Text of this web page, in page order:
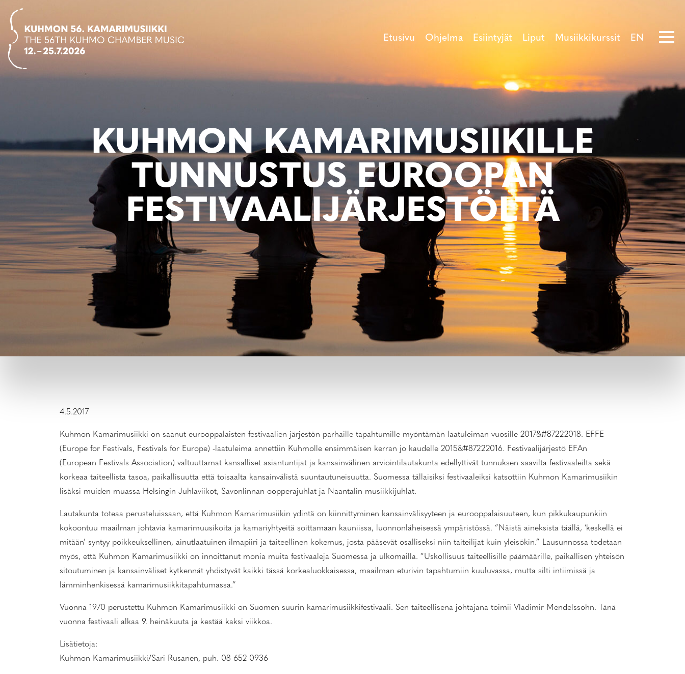
suoraan
sisältöön
Etusivu Ohjelma Esiintyjät Liput Musiikkikurssit EN
KUHMON KAMARIMUSIIKILLE
TUNNUSTUS EUROOPAN
FESTIVAALIJÄRJESTÖLTÄ
4.5.2017
Kuhmon Kamarimusiikki on saanut eurooppalaisten festivaalien järjestön parhaille tapahtumille myöntämän laatuleiman vuosille 2017&#87222018. EFFE
(Europe for Festivals, Festivals for Europe) -laatuleima annettiin Kuhmolle ensimmäisen kerran jo kaudelle 2015&#87222016. Festivaalijärjestö EFAn
(European Festivals Association) valtuuttamat kansalliset asiantuntijat ja kansainvälinen arviointilautakunta edellyttivät tunnuksen saavilta festivaaleilta sekä
korkeaa taiteellista tasoa, paikallisuutta että toisaalta kansainvälistä suuntautuneisuutta. Suomessa tällaisiksi festivaaleiksi katsottiin Kuhmon Kamarimusiikin
lisäksi muiden muassa Helsingin Juhlaviikot, Savonlinnan oopperajuhlat ja Naantalin musiikkijuhlat.
Lautakunta toteaa perusteluissaan, että Kuhmon Kamarimusiikin ydintä on kiinnittyminen kansainvälisyyteen ja eurooppalaisuuteen, kun pikkukaupunkiin
kokoontuu maailman johtavia kamarimuusikoita ja kamariyhtyeitä soittamaan kauniissa, luonnonläheisessä ympäristössä. ”Näistä aineksista täällä, ’keskellä ei
mitään’ syntyy poikkeuksellinen, ainutlaatuinen ilmapiiri ja taiteellinen kokemus, josta pääsevät osalliseksi niin taiteilijat kuin yleisökin.” Lausunnossa todetaan
myös, että Kuhmon Kamarimusiikki on innoittanut monia muita festivaaleja Suomessa ja ulkomailla. ”Uskollisuus taiteellisille päämäärille, paikallisen yhteisön
sitoutuminen ja kansainväliset kytkennät yhdistyvät kaikki tässä korkealuokkaisessa, maailman eturivin tapahtumiin kuuluvassa, mutta silti intiimissä ja
lämminhenkisessä kamarimusiikkitapahtumassa.”
Vuonna 1970 perustettu Kuhmon Kamarimusiikki on Suomen suurin kamarimusiikkifestivaali. Sen taiteellisena johtajana toimii Vladimir Mendelssohn. Tänä
vuonna festivaali alkaa 9. heinäkuuta ja kestää kaksi viikkoa.
Lisätietoja:
Kuhmon Kamarimusiikki/Sari Rusanen, puh. 08 652 0936